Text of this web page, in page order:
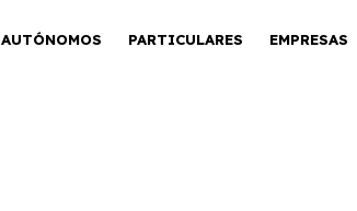
AUTÓNOMOS PARTICULARES EMPRESAS